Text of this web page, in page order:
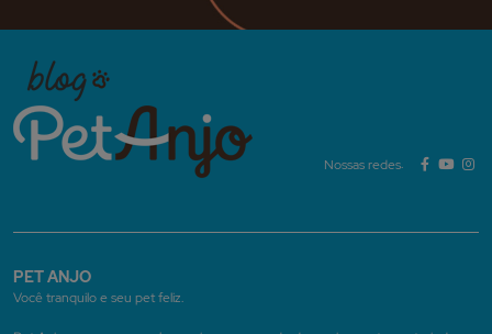
Nossas redes:
PET ANJO
Você tranquilo e seu pet feliz.